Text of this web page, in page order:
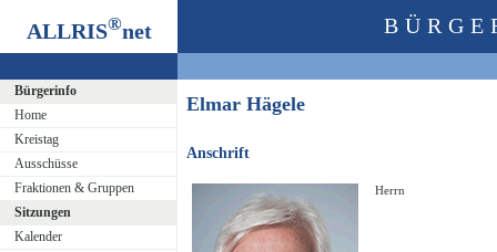
ALLRIS®net
Bürgerinfo
Home
Kreistag
Ausschüsse
Fraktionen & Gruppen
Sitzungen
Kalender
Elmar Hägele
Anschrift
Herrn